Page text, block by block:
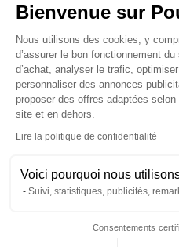
Bienvenue sur
Plateforme de
Nous utilisons des cookies, y
d’assurer le bon fonctionnement
d’achat, analyser le trafic,
personnaliser des annonces
proposer des offres adaptées
site et en dehors.
Lire la politique de confidentialité
Voici pourquoi nous
Suivi, statistiques, publicités,
Consentements
Axeptio
Insectes séchés à picorer
mouche soldat à l’ail
Doypack 250g - Prefor
15,70 €12,08 €/L
Made in France